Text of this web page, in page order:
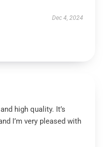
Dec 4, 2024
high quality. It’s
I’m very pleased with